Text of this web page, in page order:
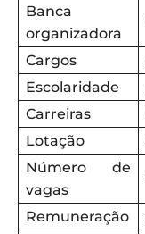
Banca
organizadora
Cargos
Escolaridade
Carreiras
Lotação
Número de
vagas
Remuneração